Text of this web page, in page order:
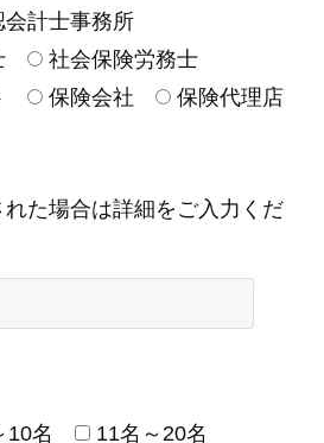
会計士事務所
社会保険労務士
保険会社
保険代理店
た場合は詳細をご入力くだ
10名 11名～20名